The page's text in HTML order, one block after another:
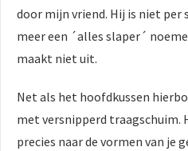
door mijn vriend. Hij is niet per
meer een ´alles slaper´
maakt niet uit.
Net als het hoofdkussen
met versnipperd traagschuim.
precies naar de vormen van je